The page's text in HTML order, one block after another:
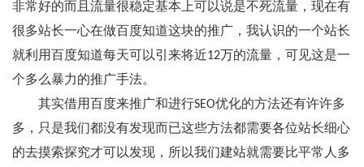
非常好的而且流量很稳定基本上可以说是不死流量，现在有
很多站长一心在做百度知道这块的推广，我认识的一个站长
就利用百度知道每天可以引来将近12万的流量，可见这是一
个多么暴力的推广手法。
其实借用百度来推广和进行SEO优化的方法还有许许多
多，只是我们都没有发现而已这些方法都需要各位站长细心
的去摸索探究才可以发现，所以我们建站就需要比平常人多